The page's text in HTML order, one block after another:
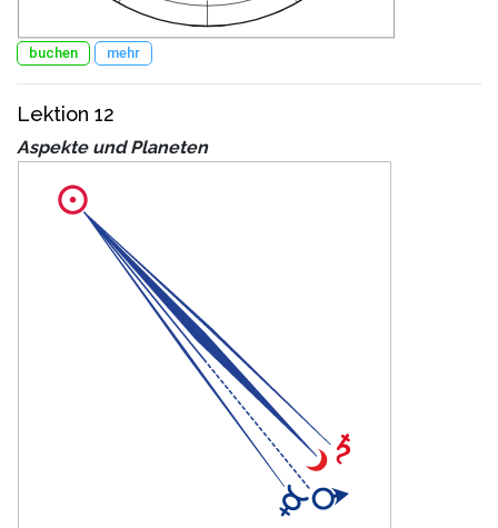
buchen mehr
Lektion 12
Aspekte und Planeten